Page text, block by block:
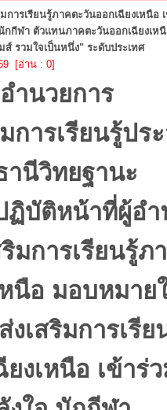
การเรียนรู้ภาคตะวันออกเฉียงเหนือ
นักกีฬา ตัวแทนภาคตะวันออกเฉียงเห
รวมใจเป็นหนึ่ง" ระดับประเทศ
[อ่าน : 0]
ำนวยการ
การเรียนรู้ปร
นีวิทยฐานะ
ฏิบัติหน้าที่ผู้อำ
มการเรียนรู้ภ
นือ มอบหมาย
เสริมการเรีย
งเหนือ เข้าร่